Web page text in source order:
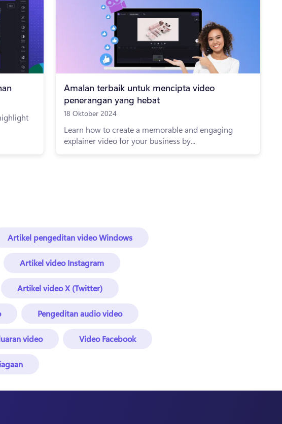
Amalan terbaik untuk mencipta video
penerangan yang hebat
18 Oktober 2024
Learn how to create a memorable and engaging
explainer video for your business by...
Artikel pengeditan video Windows
Artikel video Instagram
Artikel video X (Twitter)
Pengeditan audio video
video Video Facebook